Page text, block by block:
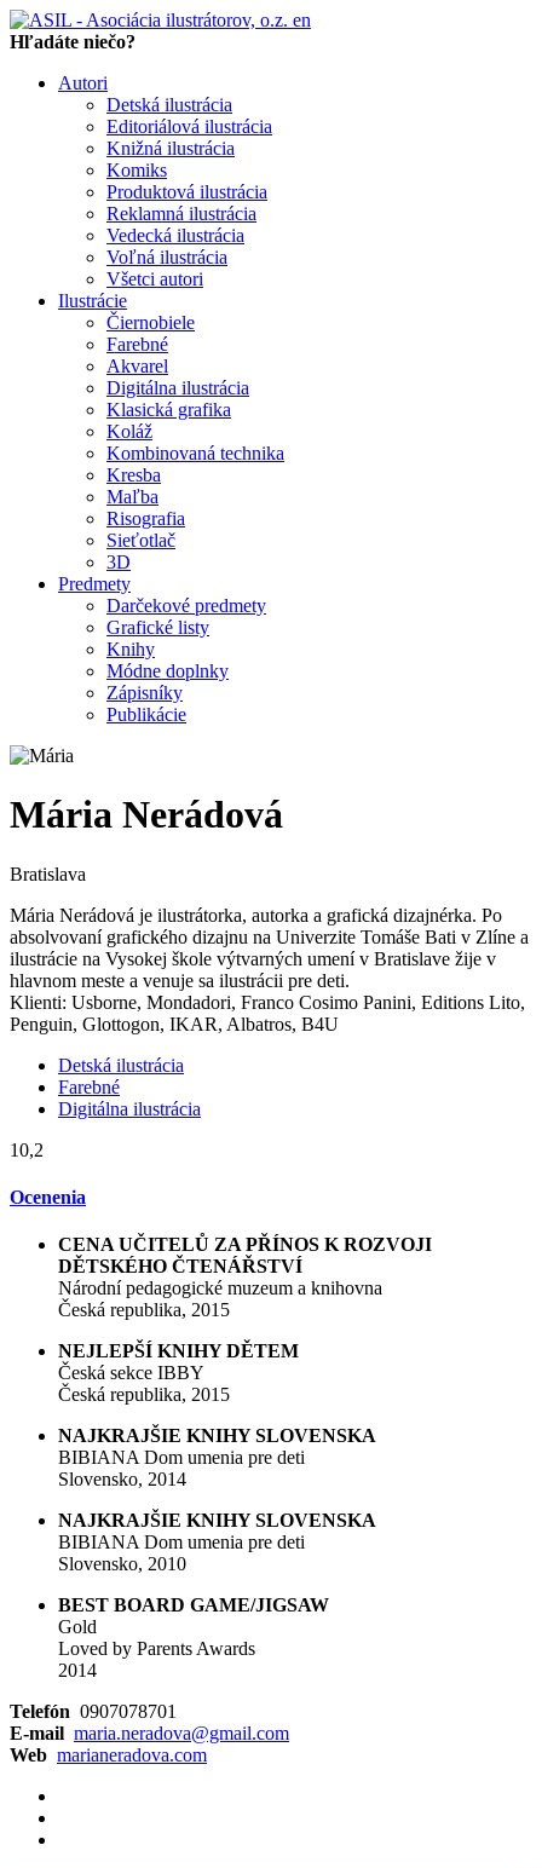
en
Hľadáte niečo?
Autori
Detská ilustrácia
Editoriálová ilustrácia
Knižná ilustrácia
Komiks
Produktová ilustrácia
Reklamná ilustrácia
Vedecká ilustrácia
Voľná ilustrácia
Všetci autori
Ilustrácie
Čiernobiele
Farebné
Akvarel
Digitálna ilustrácia
Klasická grafika
Koláž
Kombinovaná technika
Kresba
Maľba
Risografia
Sieťotlač
3D
Predmety
Darčekové predmety
Grafické listy
Knihy
Módne doplnky
Zápisníky
Publikácie
Mária Nerádová
Bratislava
Mária Nerádová je ilustrátorka, autorka a grafická dizajnérka. Po
absolvovaní grafického dizajnu na Univerzite Tomáše Bati v Zlíne a
ilustrácie na Vysokej škole výtvarných umení v Bratislave žije v
hlavnom meste a venuje sa ilustrácii pre deti.
Klienti: Usborne, Mondadori, Franco Cosimo Panini, Editions Lito,
Penguin, Glottogon, IKAR, Albatros, B4U
Detská ilustrácia
Farebné
Digitálna ilustrácia
10,2
Ocenenia
CENA UČITELŮ ZA PŘÍNOS K ROZVOJI
DĚTSKÉHO ČTENÁŘSTVÍ
Národní pedagogické muzeum a knihovna
Česká republika, 2015
NEJLEPŠÍ KNIHY DĚTEM
Česká sekce IBBY
Česká republika, 2015
NAJKRAJŠIE KNIHY SLOVENSKA
BIBIANA Dom umenia pre deti
Slovensko, 2014
NAJKRAJŠIE KNIHY SLOVENSKA
BIBIANA Dom umenia pre deti
Slovensko, 2010
BEST BOARD GAME/JIGSAW
Gold
Loved by Parents Awards
2014
Telefón 0907078701
E-mail maria.neradova@gmail.com
Web marianeradova.com